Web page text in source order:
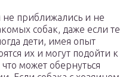
не приближались и не
собак, даже если те
дети, имея опыт
их и могут подойти к
может обернуться